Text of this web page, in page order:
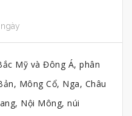
Mỹ và Đông Á, phân
Mông Cổ, Nga, Châu
Nội Mông, núi